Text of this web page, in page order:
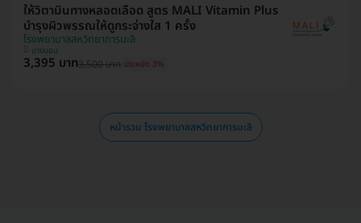
ให้วิตามินทางหลอดเลือด สูตร MALI Vitamin Plus
บำรุงผิวพรรณให้ดูกระจ่างใส 1 ครั้ง
โรงพยาบาลสหวิทยาการมะลิ
บางบอน
3,395 บาท3,500 บาท ประหยัด 3%
หน้ารวม โรงพยาบาลสหวิทยาการมะลิ